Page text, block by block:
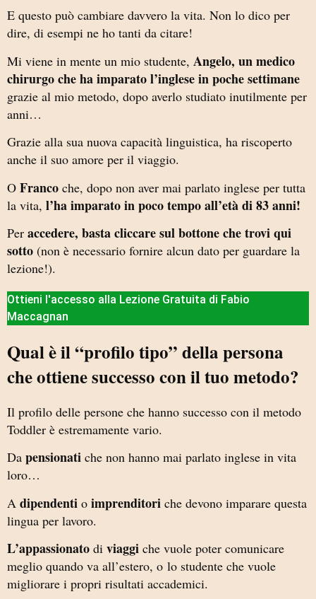
E questo può cambiare davvero la vita. Non lo dico per
dire, di esempi ne ho tanti da citare!
Mi viene in mente un mio studente, Angelo, un medico
chirurgo che ha imparato l’inglese in poche settimane
grazie al mio metodo, dopo averlo studiato inutilmente per
anni…
Grazie alla sua nuova capacità linguistica, ha riscoperto
anche il suo amore per il viaggio.
O Franco che, dopo non aver mai parlato inglese per tutta
la vita, l’ha imparato in poco tempo all’età di 83 anni!
Per accedere, basta cliccare sul bottone che trovi qui
sotto (non è necessario fornire alcun dato per guardare la
lezione!).
Ottieni l'accesso alla Lezione Gratuita di Fabio
Maccagnan
Qual è il “profilo tipo” della persona
che ottiene successo con il tuo metodo?
Il profilo delle persone che hanno successo con il metodo
Toddler è estremamente vario.
Da pensionati che non hanno mai parlato inglese in vita
loro…
A dipendenti o imprenditori che devono imparare questa
lingua per lavoro.
L’appassionato di viaggi che vuole poter comunicare
meglio quando va all’estero, o lo studente che vuole
migliorare i propri risultati accademici.